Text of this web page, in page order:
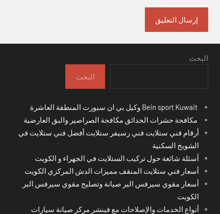
البحث
البحث
مكافحة حشرات الحدائق مكافحة الصراصير والبق العارضية
أرقام فني ستلايت فني رسيفر ستلايت أفضل فني ستلايت في
الشويخ السكنية
أسئلة شائعة حول تركيب الستلايت في الجهراء و الكويت
أسعار فني ستلايت المنقف مميزات الدش المركزي الكويت
أسعار مقوي سيرفس البر صيانة وتصليح مقوي سيرفس البر
الكويت
أنواع الخدمات والإصلاحات مع فينشر مركز صيانة سيارات